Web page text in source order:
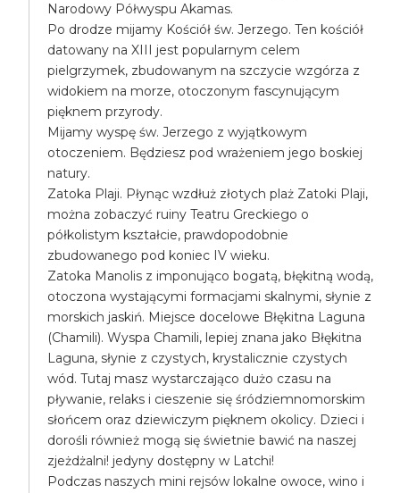
Narodowy Półwyspu Akamas.
Po drodze mijamy Kościół św. Jerzego. Ten kościół
datowany na XIII jest popularnym celem
pielgrzymek, zbudowanym na szczycie wzgórza z
widokiem na morze, otoczonym fascynującym
pięknem przyrody.
Mijamy wyspę św. Jerzego z wyjątkowym
otoczeniem. Będziesz pod wrażeniem jego boskiej
natury.
Zatoka Plaji. Płynąc wzdłuż złotych plaż Zatoki Plaji,
można zobaczyć ruiny Teatru Greckiego o
półkolistym kształcie, prawdopodobnie
zbudowanego pod koniec IV wieku.
Zatoka Manolis z imponująco bogatą, błękitną wodą,
otoczona wystającymi formacjami skalnymi, słynie z
morskich jaskiń. Miejsce docelowe Błękitna Laguna
(Chamili). Wyspa Chamili, lepiej znana jako Błękitna
Laguna, słynie z czystych, krystalicznie czystych
wód. Tutaj masz wystarczająco dużo czasu na
pływanie, relaks i cieszenie się śródziemnomorskim
słońcem oraz dziewiczym pięknem okolicy. Dzieci i
dorośli również mogą się świetnie bawić na naszej
zjeżdżalni! jedyny dostępny w Latchi!
Podczas naszych mini rejsów lokalne owoce, wino i